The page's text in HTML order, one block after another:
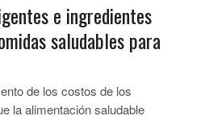
e ingredientes
saludables para
de los costos de los
la alimentación saludable